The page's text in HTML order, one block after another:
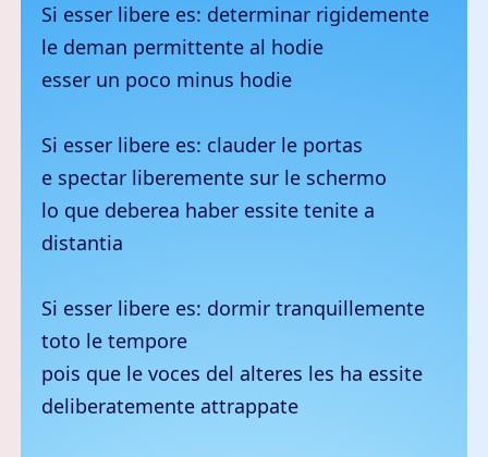
Si esser libere es: determinar rigidemente
le deman permittente al hodie
esser un poco minus hodie
Si esser libere es: clauder le portas
e spectar liberemente sur le schermo
lo que deberea haber essite tenite a
distantia
Si esser libere es: dormir tranquillemente
toto le tempore
pois que le voces del alteres les ha essite
deliberatemente attrappate